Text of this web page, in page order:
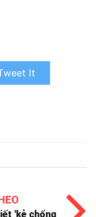
It
'kẻ chống